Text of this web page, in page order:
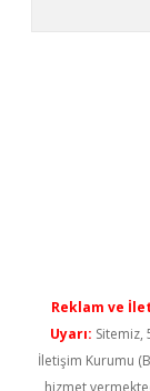
Reklam ve
Uyarı: Sitemiz,
İletişim Kurumu
hizmet